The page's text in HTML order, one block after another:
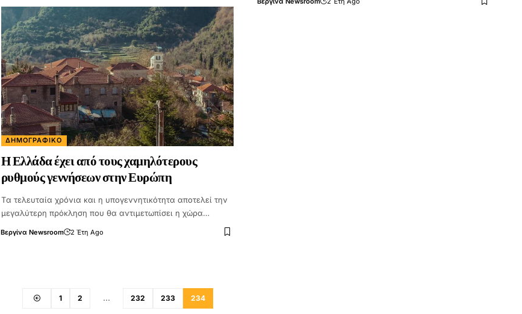
ΔΗΜΟΓΡΑΦΙΚΌ
Η Ελλάδα έχει από τους χαμηλότερους
ρυθμούς γεννήσεων στην Ευρώπη
Tα τελευταία χρόνια και η υπογεννητικότητα αποτελεί την
μεγαλύτερη πρόκληση που θα αντιμετωπίσει η χώρα…
Βεργίνα Newsroom 2 Έτη Ago
1 2 … 232 233 234